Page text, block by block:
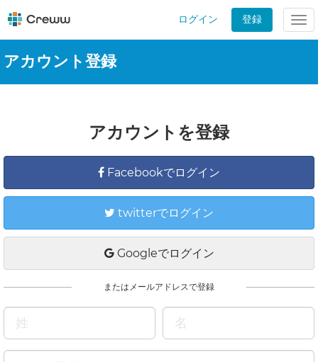
ログイン 登録
アカウント登録
アカウントを登録
Facebookでログイン
twitterでログイン
Googleでログイン
またはメールアドレスで登録